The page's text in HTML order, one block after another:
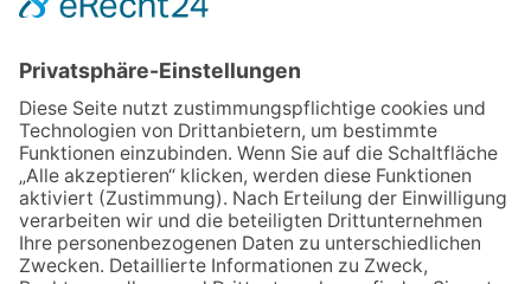
Logo-Gravuren
Referenzen
Nachhaltigkeit
Altbatterieentsorgung
Rechtliches
Impressum